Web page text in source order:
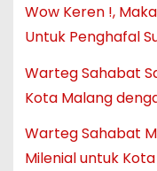
Wow Keren !,
Untuk Penghafal
Warteg Sahabat
Kota Malang
Warteg Sahabat
Milenial untuk